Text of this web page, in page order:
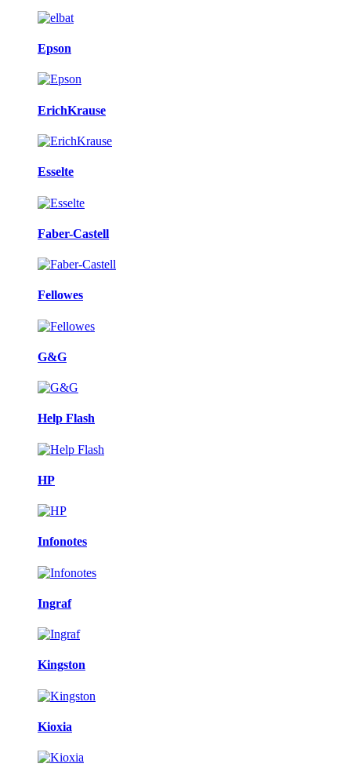
Epson
ErichKrause
Esselte
Faber-Castell
Fellowes
G&G
Help Flash
HP
Infonotes
Ingraf
Kingston
Kioxia